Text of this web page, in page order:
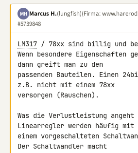
MH Marcus H.(lungfish)(Firma:
#5739848
LM317 / 78xx sind billig und
Wenn besondere Eigenschaften
dann greift man zu den
passenden Bauteilen. Einen
z.B. nicht mit einem 78xx
versorgen (Rauschen).
Was die Verlustleistung angeht
Linearregler werden häufig mit
einem vorgeschalteten
Der Schaltwandler macht